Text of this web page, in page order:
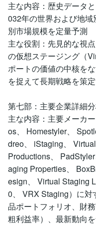
主な内容：歴史データ
032年の世界および地
別市場規模を定量予測
主な役割：先見的な視
の仮想ステージング（
ポートの価値の中核を
を捉えて長期戦略を策
第七部：主要企業詳細分
主な内容：主要メーカ
os、 Homestyler、
dreo、 iStaging、
Productions、
aging Properties、
esign、 Virtual Staging
0、 VRX Staging）に対
品ポートフォリオ、財
粗利益率）、最新動向を